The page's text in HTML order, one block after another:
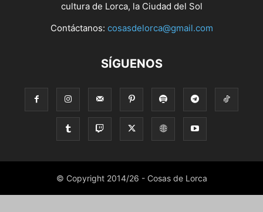
cultura de Lorca, la Ciudad del Sol
Contáctanos: cosasdelorca@gmail.com
SÍGUENOS
© Copyright 2014/26 - Cosas de Lorca